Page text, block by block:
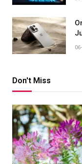
Don't Miss